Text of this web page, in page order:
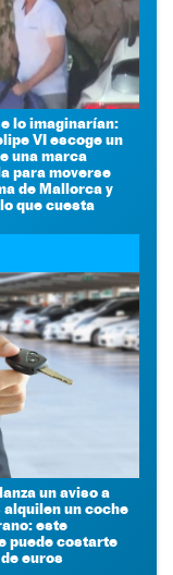
lo imaginarían:
VI escoge un
una marca
para moverse
de Mallorca y
que cuesta
un aviso a
alquilen un coche
este
puede costarte
euros